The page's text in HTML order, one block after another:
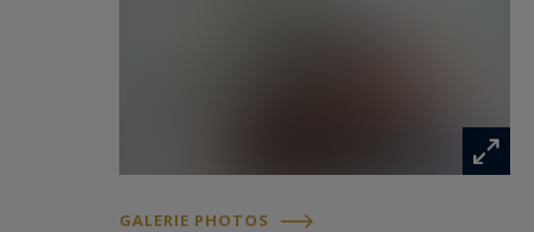
GALERIE PHOTOS